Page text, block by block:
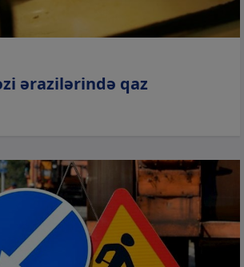
ərazilərində qaz